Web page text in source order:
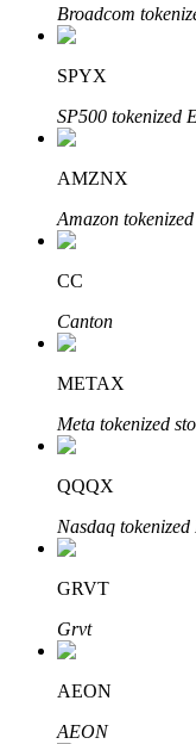
Đầu tư cố định và
Tận hưởng việc
Staking 101
Tìm hiểu về kiếm
Broadcom
SPYX
SP500 tokenized
AMZNX
Amazon
CC
Canton
METAX
Meta tokenized
QQQX
Nasdaq
GRVT
Grvt
AEON
AEON